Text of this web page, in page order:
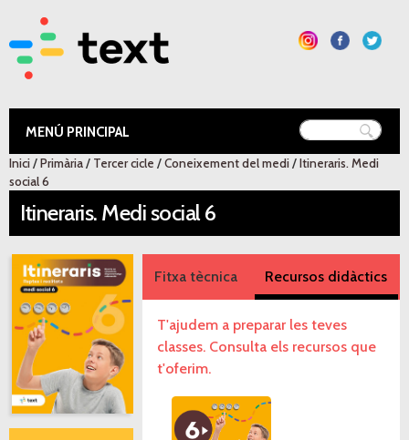
contingut
Text Educació
Esteu aquí
Inici/Primària/ Tercer cicle /Coneixement del medi/Itineraris. Medi
social 6
Itineraris. Medi social 6
Fitxa tècnica Recursos didàctics
T'ajudem a preparar les teves
classes. Consulta els recursos que
t'oferim.